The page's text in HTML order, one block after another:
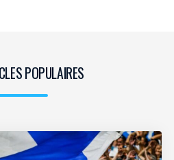
POPULAIRES